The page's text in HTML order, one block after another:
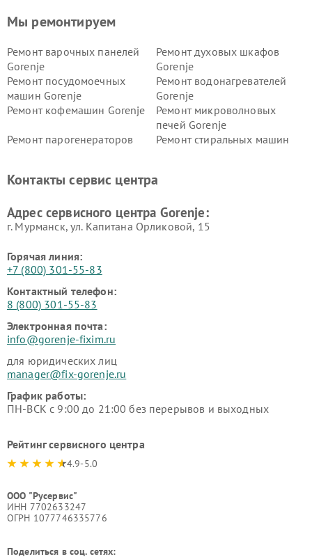
Мы ремонтируем
Ремонт варочных панелей
Gorenje
Ремонт духовых шкафов
Gorenje
Ремонт посудомоечных
машин Gorenje
Ремонт водонагревателей
Gorenje
Ремонт кофемашин Gorenje
Ремонт микроволновых
печей Gorenje
Ремонт парогенераторов
Ремонт стиральных машин
Контакты сервис центра
Адрес сервисного центра Gorenje:
г. Мурманск, ул. Капитана Орликовой, 15
Горячая линия:
+7 (800) 301-55-83
Контактный телефон:
8 (800) 301-55-83
Электронная почта:
info@gorenje-fixim.ru
для юридических лиц
manager@fix-gorenje.ru
График работы:
ПН-ВСК с 9:00 до 21:00 без перерывов и выходных
Рейтинг сервисного центра
4.9-5.0
ООО "Русервис"
ИНН 7702633247
ОГРН 1077746335776
Поделиться в соц. сетях: